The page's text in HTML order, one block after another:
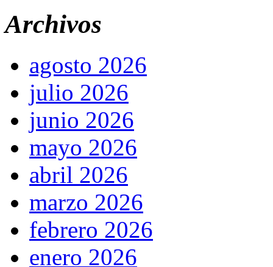
Archivos
agosto 2026
julio 2026
junio 2026
mayo 2026
abril 2026
marzo 2026
febrero 2026
enero 2026